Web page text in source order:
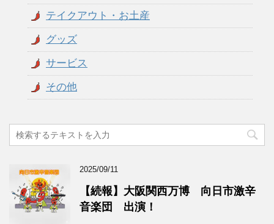
テイクアウト・お土産
グッズ
サービス
その他
2025/09/11
【続報】大阪関西万博 向日市激辛
音楽団 出演！